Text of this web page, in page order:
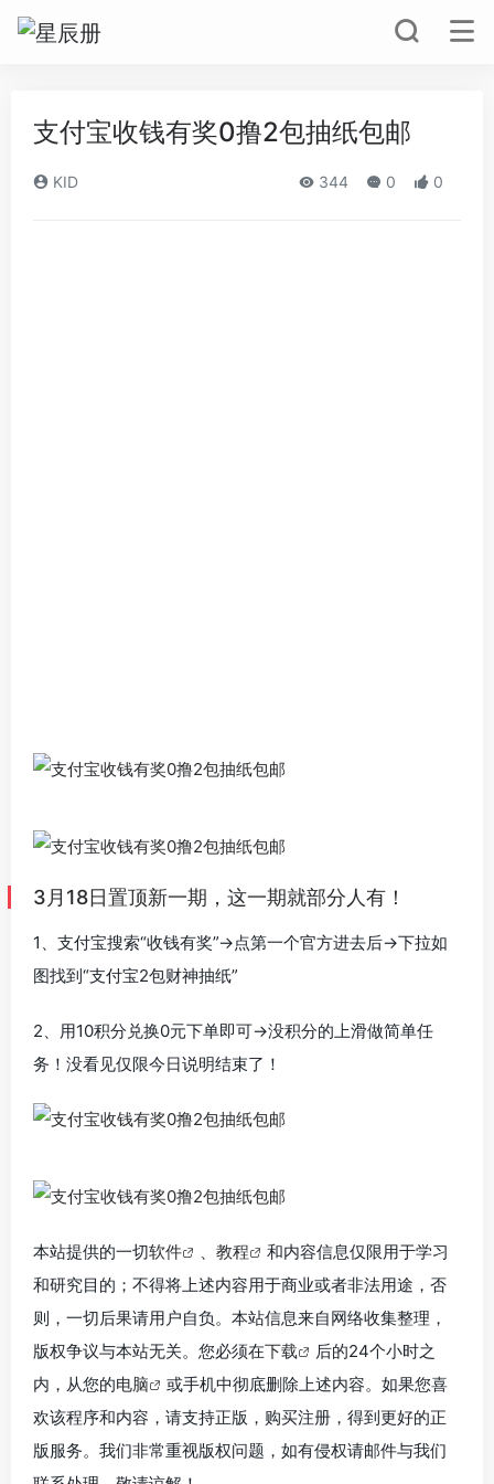
支付宝收钱有奖0撸2包抽纸包邮
KID 344 0 0
3月18日置顶新一期，这一期就部分人有！
1、支付宝搜索“收钱有奖”->点第一个官方进去后->下拉如
图找到“支付宝2包财神抽纸”
2、用10积分兑换0元下单即可->没积分的上滑做简单任
务！没看见仅限今日说明结束了！
本站提供的一切软件 教程
和内容信息仅限用于学习
和研究目的；不得将上述内容用于商业或者非法用途，否
则，一切后果请用户自负。本站信息来自网络收集整理，
版权争议与本站无关。您必须在下载
后的24个小时之
内，从您的电脑
或手机中彻底删除上述内容。如果您喜
欢该程序和内容，请支持正版，购买注册，得到更好的正
版服务。我们非常重视版权问题，如有侵权请邮件与我们